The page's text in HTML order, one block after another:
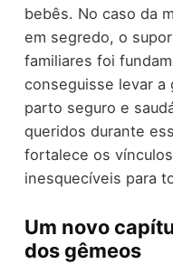
bebês. No caso da
em segredo, o
familiares foi
conseguisse levar a
parto seguro e
queridos durante
fortalece os
inesquecíveis para
Um novo
dos gêmeos